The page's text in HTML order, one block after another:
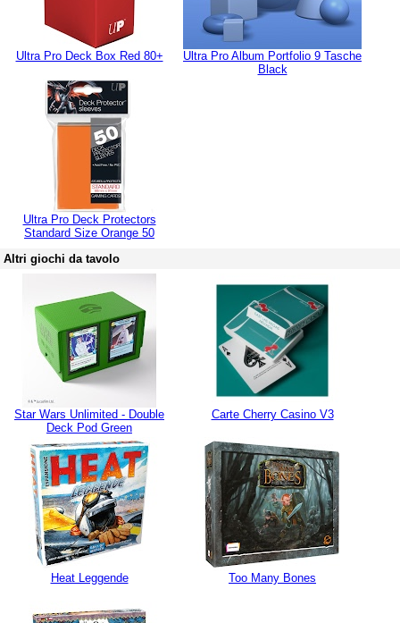
Ultra Pro Deck Box Red 80+
Ultra Pro Album Portfolio 9 Tasche
Black
Ultra Pro Deck Protectors
Standard Size Orange 50
Altri giochi da tavolo
Star Wars Unlimited - Double
Deck Pod Green
Carte Cherry Casino V3
Heat Leggende Too Many Bones